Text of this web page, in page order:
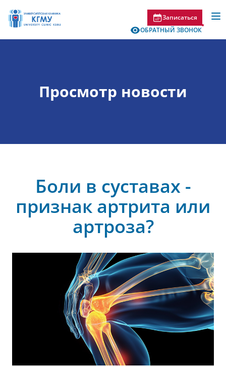
Записаться
ОБРАТНЫЙ ЗВОНОК
Просмотр новости
Боли в суставах -
признак артрита или
артроза?